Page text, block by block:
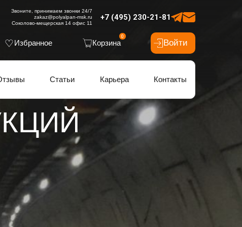
+7 (495) 230-21-81
Звоните, принимаем звонки 24/7
zakaz@polyalpan-msk.ru
Соколово-мещерская 14 офис 11
Избранное Корзина
0
Войти
Статьи Карьера Контакты